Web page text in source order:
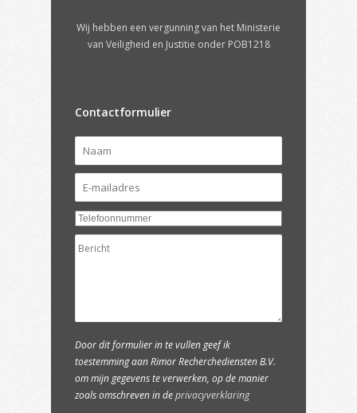
Wij hebben een vergunning van het Ministerie
van Veiligheid en Justitie onder POB1218
Contactformulier
Door dit formulier in te vullen geef ik
toestemming aan Rimor Recherchediensten B.V.
om mijn gegevens te verwerken, op de manier
zoals omschreven in deprivacyverklaring